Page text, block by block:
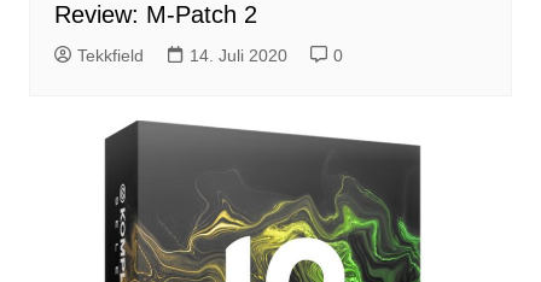
Review: M-Patch 2
Tekkfield 14. Juli 2020 0